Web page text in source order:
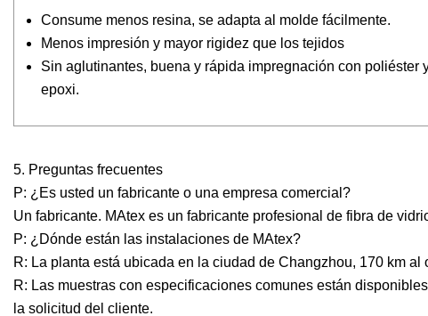
Consume menos resina, se adapta al molde fácilmente.
Menos impresión y mayor rigidez que los tejidos
Sin aglutinantes, buena y rápida impregnación con poliéster
epoxi.
5. Preguntas frecuentes
P: ¿Es usted un fabricante o una empresa comercial?
Un fabricante. MAtex es un fabricante profesional de fibra de
P: ¿Dónde están las instalaciones de MAtex?
R: La planta está ubicada en la ciudad de Changzhou, 170 km
R: Las muestras con especificaciones comunes están
la solicitud del cliente.